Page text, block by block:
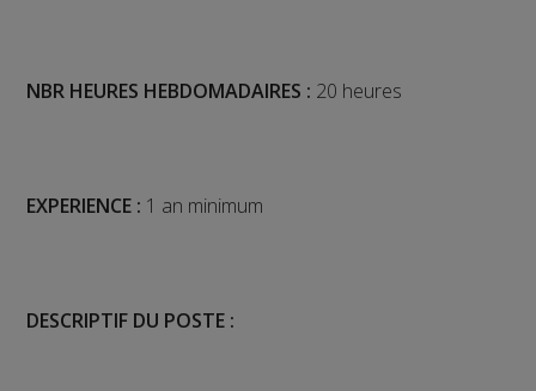
NBR HEURES HEBDOMADAIRES : 20 heures
EXPERIENCE : 1 an minimum
DESCRIPTIF DU POSTE :